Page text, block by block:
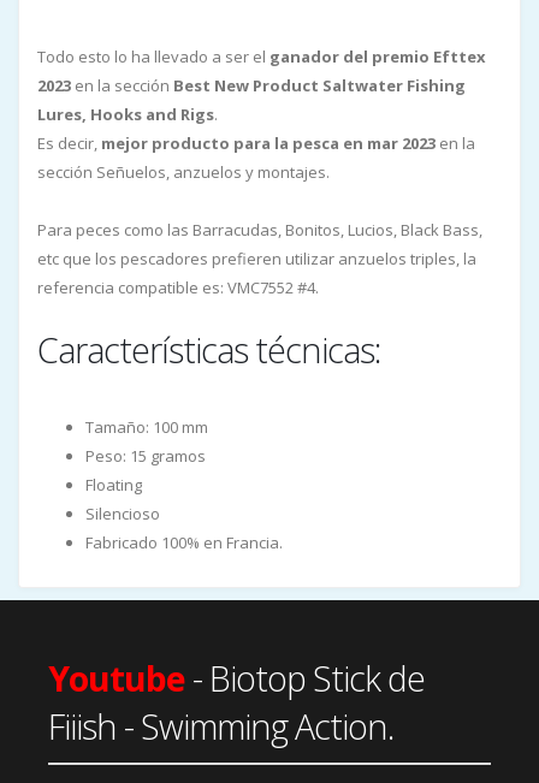
Todo esto lo ha llevado a ser el ganador del premio Efttex
2023 en la sección Best New Product Saltwater Fishing
Lures, Hooks and Rigs.
Es decir, mejor producto para la pesca en mar 2023 en la
sección Señuelos, anzuelos y montajes.
Para peces como las Barracudas, Bonitos, Lucios, Black Bass,
etc que los pescadores prefieren utilizar anzuelos triples, la
referencia compatible es: VMC7552 #4.
Características técnicas:
Tamaño: 100 mm
Peso: 15 gramos
Floating
Silencioso
Fabricado 100% en Francia.
Youtube- Biotop Stick de
Fiiish - Swimming Action.